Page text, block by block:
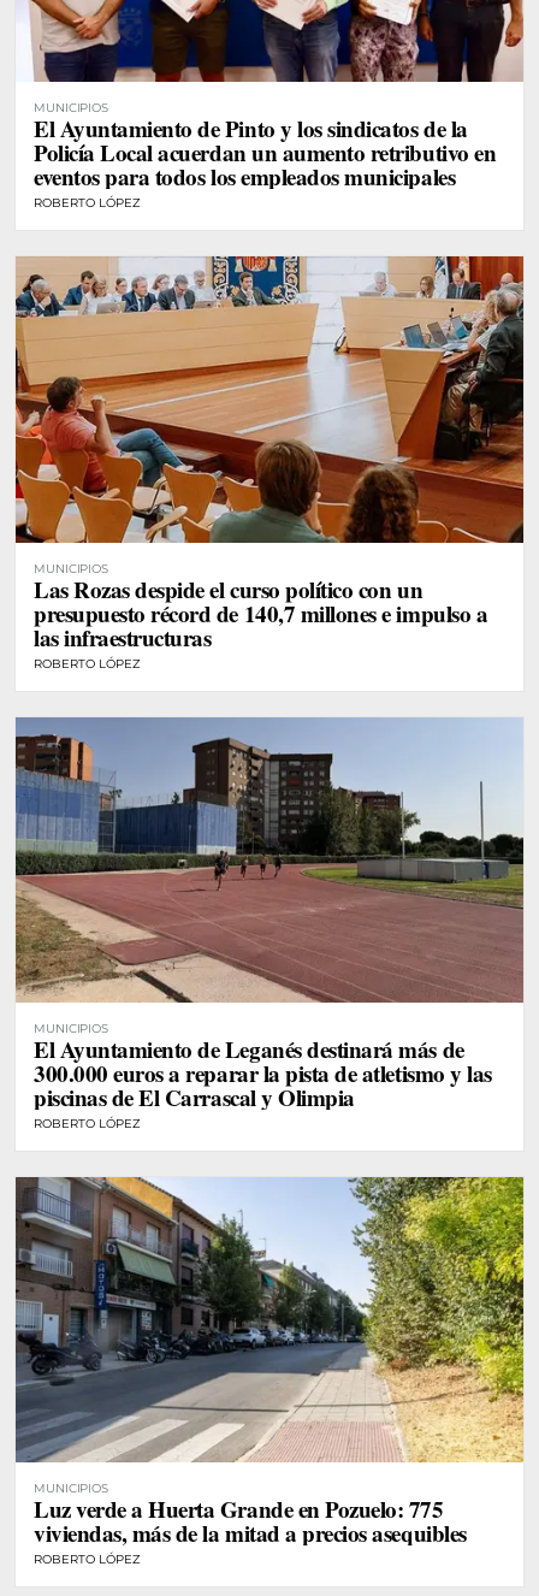
MUNICIPIOS
El Ayuntamiento de Pinto y los sindicatos de la
Policía Local acuerdan un aumento retributivo en
eventos para todos los empleados municipales
ROBERTO LÓPEZ
MUNICIPIOS
Las Rozas despide el curso político con un
presupuesto récord de 140,7 millones e impulso a
las infraestructuras
ROBERTO LÓPEZ
MUNICIPIOS
El Ayuntamiento de Leganés destinará más de
300.000 euros a reparar la pista de atletismo y las
piscinas de El Carrascal y Olimpia
ROBERTO LÓPEZ
MUNICIPIOS
Luz verde a Huerta Grande en Pozuelo: 775
viviendas, más de la mitad a precios asequibles
ROBERTO LÓPEZ